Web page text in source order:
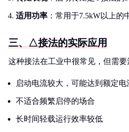
适用功率 ：常用于7.5kW以上的
三、△接法的实际应用
这种接法在工业中很常见，但需要
启动电流较大，可能达到额定电
不适合频繁启停的场合
长时间轻载运行效率较低